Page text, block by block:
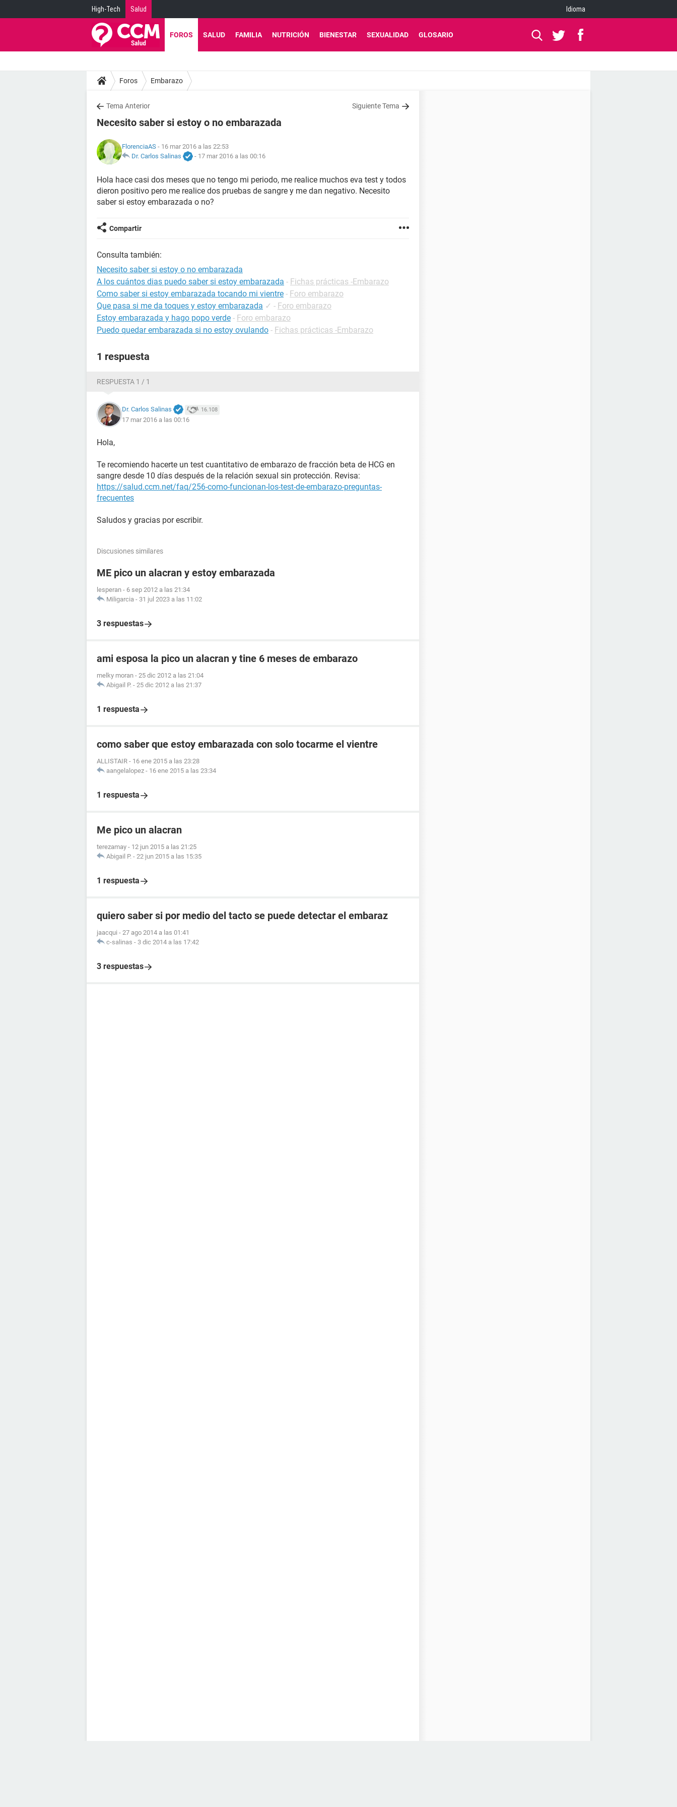
High-Tech Salud Idioma
FOROS SALUD FAMILIA NUTRICIÓN BIENESTAR SEXUALIDAD GLOSARIO
Foros Embarazo
Tema Anterior Siguiente Tema
Necesito saber si estoy o no embarazada
FlorenciaAS - 16 mar 2016 a las 22:53
Dr. Carlos Salinas
- 17 mar 2016 a las 00:16
Hola hace casi dos meses que no tengo mi periodo, me realice muchos eva test y todos
dieron positivo pero me realice dos pruebas de sangre y me dan negativo. Necesito
saber si estoy embarazada o no?
Compartir
Consulta también:
Necesito saber si estoy o no embarazada
A los cuántos dias puedo saber si estoy embarazada - Fichas prácticas -Embarazo
Como saber si estoy embarazada tocando mi vientre - Foro embarazo
Que pasa si me da toques y estoy embarazada ✓ - Foro embarazo
Estoy embarazada y hago popo verde - Foro embarazo
Puedo quedar embarazada si no estoy ovulando - Fichas prácticas -Embarazo
1 respuesta
RESPUESTA 1 / 1
Dr. Carlos Salinas 16.108
17 mar 2016 a las 00:16
Hola,
Te recomiendo hacerte un test cuantitativo de embarazo de fracción beta de HCG en
sangre desde 10 días después de la relación sexual sin protección. Revisa:
https://salud.ccm.net/faq/256-como-funcionan-los-test-de-embarazo-preguntas-
frecuentes
Saludos y gracias por escribir.
Discusiones similares
ME pico un alacran y estoy embarazada
lesperan - 6 sep 2012 a las 21:34
Miligarcia - 31 jul 2023 a las 11:02
3 respuestas
ami esposa la pico un alacran y tine 6 meses de embarazo
melky moran - 25 dic 2012 a las 21:04
Abigail P. - 25 dic 2012 a las 21:37
1 respuesta
como saber que estoy embarazada con solo tocarme el vientre
ALLISTAIR - 16 ene 2015 a las 23:28
aangelalopez - 16 ene 2015 a las 23:34
1 respuesta
Me pico un alacran
terezamay - 12 jun 2015 a las 21:25
Abigail P. - 22 jun 2015 a las 15:35
1 respuesta
quiero saber si por medio del tacto se puede detectar el embaraz
jaacqui - 27 ago 2014 a las 01:41
c-salinas - 3 dic 2014 a las 17:42
3 respuestas